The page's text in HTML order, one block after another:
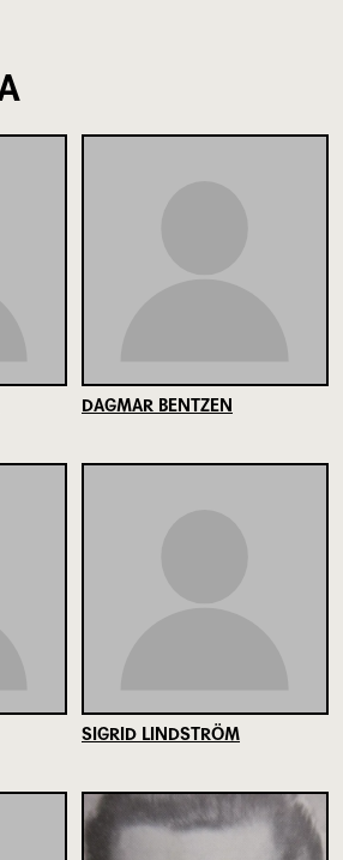
DAGMAR BENTZEN
SIGRID LINDSTRÖM